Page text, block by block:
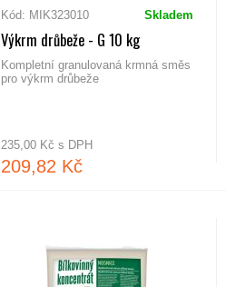
Kód: MIK323010 Skladem
Výkrm drůbeže - G 10 kg
Kompletní granulovaná krmná směs
pro výkrm drůbeže
235,00 Kč s DPH
209,82 Kč